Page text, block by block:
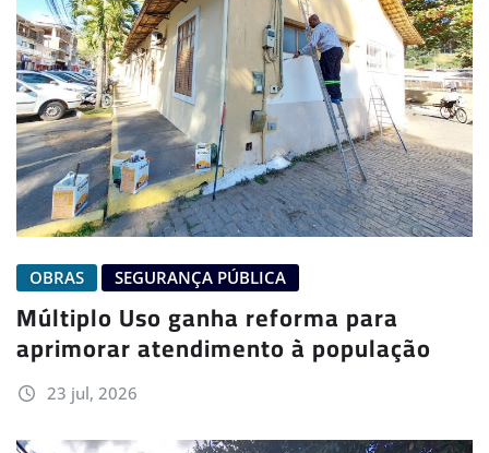
OBRAS SEGURANÇA PÚBLICA
Múltiplo Uso ganha reforma para
aprimorar atendimento à população
23 jul, 2026